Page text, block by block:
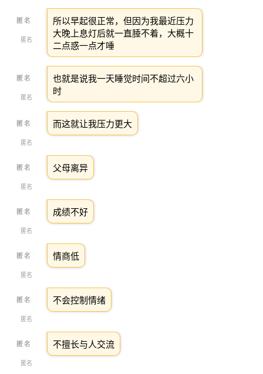
匿名
所以早起很正常，但因为我最近压力
大晚上息灯后就一直腄不着，大概十
二点惑一点才唾
匿名
也就是说我一天睡觉时间不超过六小
时
匿名
而这就让我压力更大
匿名
父母离异
匿名
成绩不好
匿名
情商低
匿名
不会控制情绪
匿名
不擅长与人交流